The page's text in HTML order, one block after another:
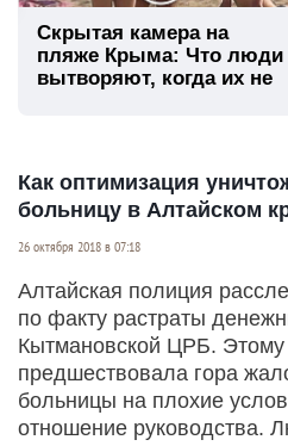
Скрытая камера на
пляже Крыма: Что люди
вытворяют, когда их не
Как оптимизация
больницу в Алтайском
26 октября 2018 в 07:18
Алтайская полиция
по факту растраты
Кытмановской ЦРБ.
предшествовала гора
больницы на плохие
отношение руководства.